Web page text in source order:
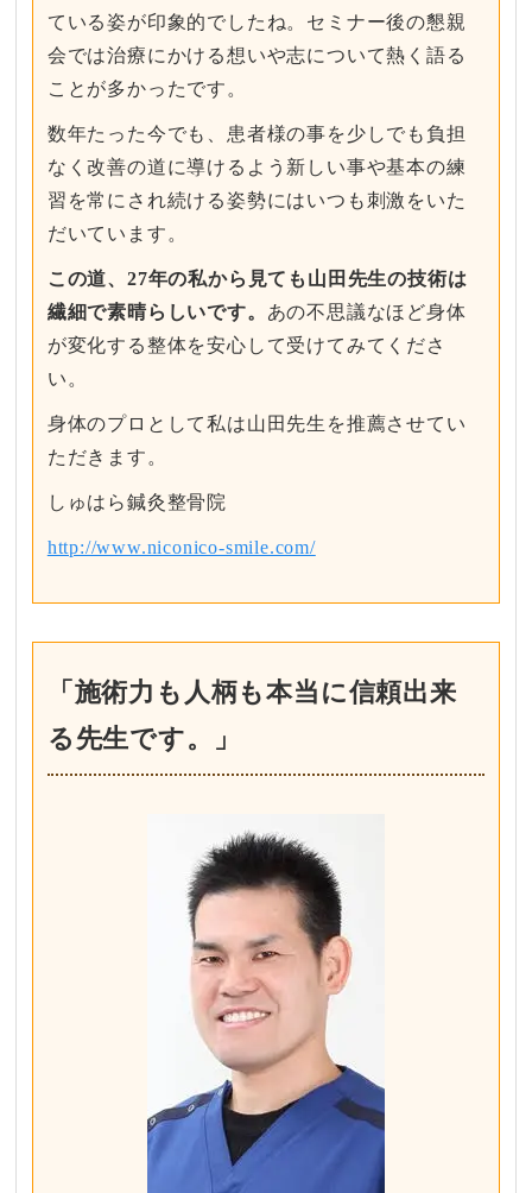
ている姿が印象的でしたね。セミナー後の懇親
会では治療にかける想いや志について熱く語る
ことが多かったです。
数年たった今でも、患者様の事を少しでも負担
なく改善の道に導けるよう新しい事や基本の練
習を常にされ続ける姿勢にはいつも刺激をいた
だいています。
この道、27年の私から見ても山田先生の技術は
繊細で素晴らしいです。 あの不思議なほど身体
が変化する整体を安心して受けてみてくださ
い。
身体のプロとして私は山田先生を推薦させてい
ただきます。
しゅはら鍼灸整骨院
http://www.niconico-smile.com/
「施術力も人柄も本当に信頼出来
る先生です。」